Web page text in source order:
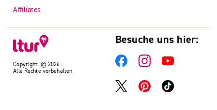
Copyright: © 2026
Alle Rechte vorbehalten
Affiliates
Besuche uns hier: